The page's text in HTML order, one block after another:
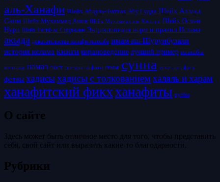
аль-Ханафи Шейх Абдуль-Фаттах Абу Гудда Шейх Ахмад
Саим Шейх Мухаммад Ашик Шейх Мухаммад аль-Каусари Шейх Осман
Нури Шейх Рагиб ас-Сирджани Энциклопедия норм и правил Ислама
акыда доказательства ханафи мазхаба имам аш-Шурунбулали
история ислама книги корановедение лучший пример мазхабы
манхадж намаз пост псевдосалафиты семья сунна усуль аль-фикх
фетвы хадисыхадисы с толкованием халяль и харам
ханафитский фикхханафиты хутбы
О сайте
Здесь может быть отличное место для того, чтобы представить
себя, свой сайт или выразить какие-то благодарности.
Рубрики